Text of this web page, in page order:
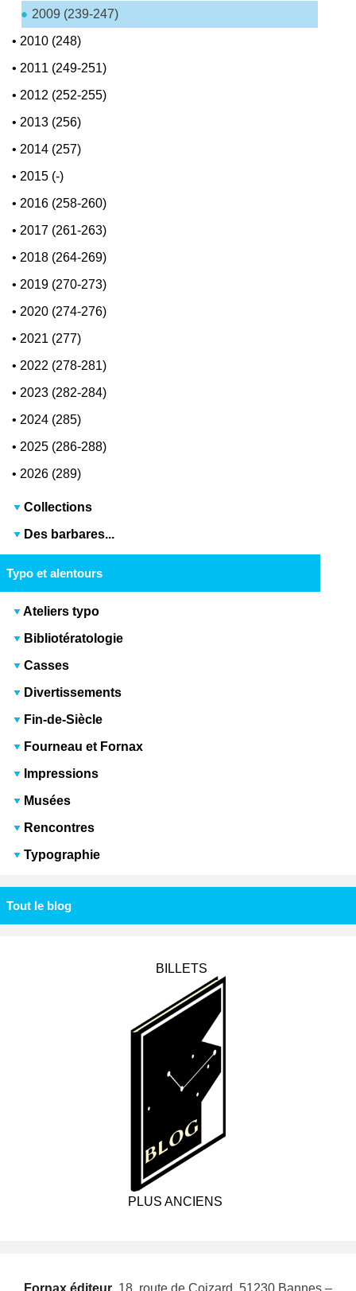
2009 (239-247)
•2010 (248)
•2011 (249-251)
•2012 (252-255)
•2013 (256)
•2014 (257)
•2015 (-)
•2016 (258-260)
•2017 (261-263)
•2018 (264-269)
•2019 (270-273)
•2020 (274-276)
•2021 (277)
•2022 (278-281)
•2023 (282-284)
•2024 (285)
•2025 (286-288)
•2026 (289)
Collections
Des barbares...
Typo et alentours
Ateliers typo
Bibliotératologie
Casses
Divertissements
Fin-de-Siècle
Fourneau et Fornax
Impressions
Musées
Rencontres
Typographie
Tout le blog
BILLETS
PLUS ANCIENS
Fornax éditeur  18, route de Coizard, 51230 Bannes –